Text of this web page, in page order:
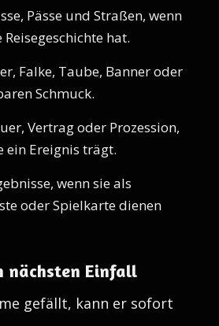
Pässe und Straßen, wenn
hat.
Falke, Taube, Banner oder
Schmuck.
Vertrag oder Prozession,
ein Ereignis trägt.
wenn sie als
oder Spielkarte dienen
nächsten Einfall
gefällt, kann er sofort